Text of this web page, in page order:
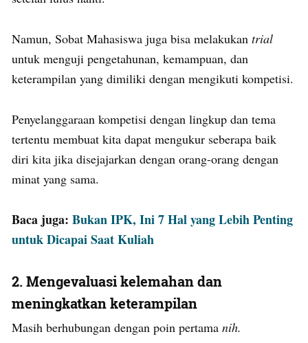
Namun, Sobat Mahasiswa juga bisa melakukan trial
untuk menguji pengetahunan, kemampuan, dan
keterampilan yang dimiliki dengan mengikuti kompetisi.
Penyelanggaraan kompetisi dengan lingkup dan tema
tertentu membuat kita dapat mengukur seberapa baik
diri kita jika disejajarkan dengan orang-orang dengan
minat yang sama.
Baca juga: Bukan IPK, Ini 7 Hal yang Lebih Penting
untuk Dicapai Saat Kuliah
2.Mengevaluasi kelemahan dan
meningkatkan keterampilan
Masih berhubungan dengan poin pertama nih.